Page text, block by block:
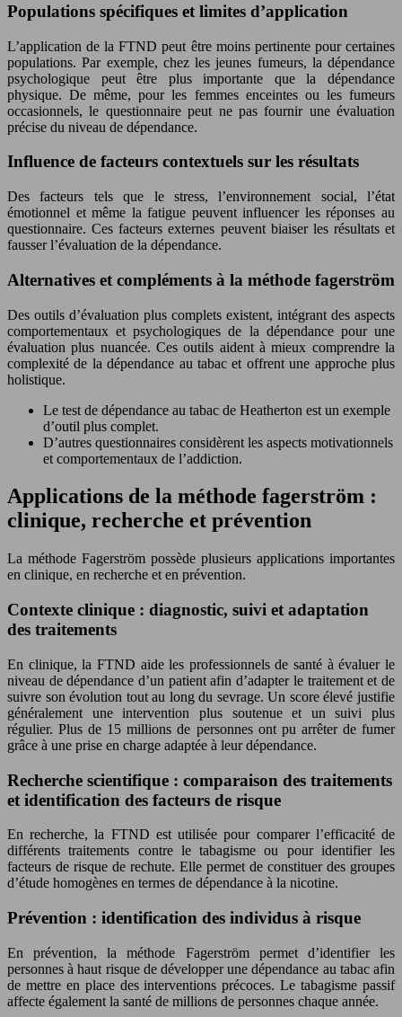
Populations spécifiques et limites d’application
L’application de la FTND peut être moins pertinente pour certaines
populations. Par exemple, chez les jeunes fumeurs, la dépendance
psychologique peut être plus importante que la dépendance
physique. De même, pour les femmes enceintes ou les fumeurs
occasionnels, le questionnaire peut ne pas fournir une évaluation
précise du niveau de dépendance.
Influence de facteurs contextuels sur les résultats
Des facteurs tels que le stress, l’environnement social, l’état
émotionnel et même la fatigue peuvent influencer les réponses au
questionnaire. Ces facteurs externes peuvent biaiser les résultats et
fausser l’évaluation de la dépendance.
Alternatives et compléments à la méthode fagerström
Des outils d’évaluation plus complets existent, intégrant des aspects
comportementaux et psychologiques de la dépendance pour une
évaluation plus nuancée. Ces outils aident à mieux comprendre la
complexité de la dépendance au tabac et offrent une approche plus
holistique.
Le test de dépendance au tabac de Heatherton est un exemple
d’outil plus complet.
D’autres questionnaires considèrent les aspects motivationnels
et comportementaux de l’addiction.
Applications de la méthode fagerström :
clinique, recherche et prévention
La méthode Fagerström possède plusieurs applications importantes
en clinique, en recherche et en prévention.
Contexte clinique : diagnostic, suivi et adaptation
des traitements
En clinique, la FTND aide les professionnels de santé à évaluer le
niveau de dépendance d’un patient afin d’adapter le traitement et de
suivre son évolution tout au long du sevrage. Un score élevé justifie
généralement une intervention plus soutenue et un suivi plus
régulier. Plus de 15 millions de personnes ont pu arrêter de fumer
grâce à une prise en charge adaptée à leur dépendance.
Recherche scientifique : comparaison des traitements
et identification des facteurs de risque
En recherche, la FTND est utilisée pour comparer l’efficacité de
différents traitements contre le tabagisme ou pour identifier les
facteurs de risque de rechute. Elle permet de constituer des groupes
d’étude homogènes en termes de dépendance à la nicotine.
Prévention : identification des individus à risque
En prévention, la méthode Fagerström permet d’identifier les
personnes à haut risque de développer une dépendance au tabac afin
de mettre en place des interventions précoces. Le tabagisme passif
affecte également la santé de millions de personnes chaque année.